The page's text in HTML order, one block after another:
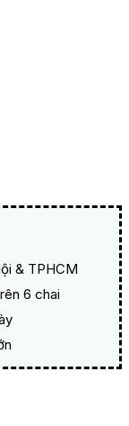
& TPHCM
6 chai